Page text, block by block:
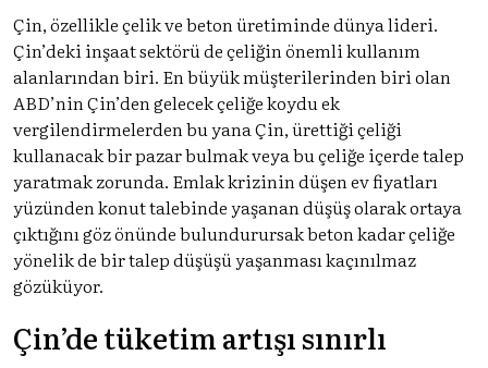
Çin, özellikle çelik ve beton üretiminde dünya lideri.
Çin’deki inşaat sektörü de çeliğin önemli kullanım
alanlarından biri. En büyük müşterilerinden biri olan
ABD’nin Çin’den gelecek çeliğe koydu ek
vergilendirmelerden bu yana Çin, ürettiği çeliği
kullanacak bir pazar bulmak veya bu çeliğe içerde talep
yaratmak zorunda. Emlak krizinin düşen ev fiyatları
yüzünden konut talebinde yaşanan düşüş olarak ortaya
çıktığını göz önünde bulundurursak beton kadar çeliğe
yönelik de bir talep düşüşü yaşanması kaçınılmaz
gözüküyor.
Çin’de tüketim artışı sınırlı